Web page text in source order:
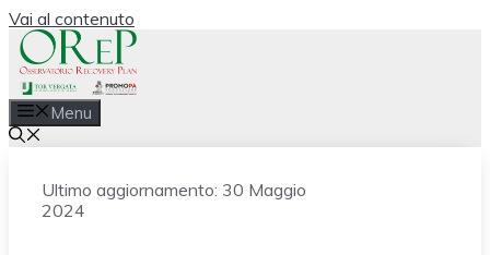
Vai al contenuto
Menu
Ultimo aggiornamento: 30 Maggio
2024